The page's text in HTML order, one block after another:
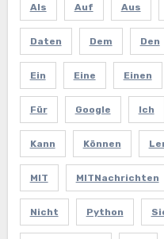
Als Auf Aus
Daten Dem Den
Ein Eine Einen
Für Google Ich
Kann Können
MIT MITNachrichten
Nicht Python